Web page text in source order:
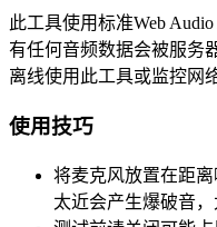
此工具使用标准Web
有任何音频数据会被服务
离线使用此工具或监控网
使用技巧
将麦克风放置在距离
太近会产生爆破音，